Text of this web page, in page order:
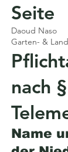
Seite
Daoud Naso
Garten- &
nach
Name